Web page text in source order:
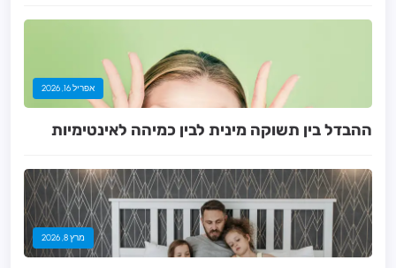
אפריל 16, 2026
ההבדל בין תשוקה מינית לבין כמיהה לאינטימיות
מרץ 8, 2026